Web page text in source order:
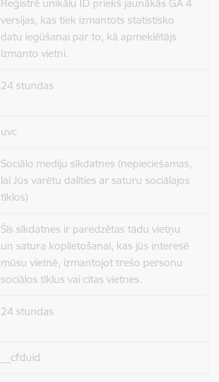
Reģistrē unikālu ID priekš jaunākās GA 4
versijas, kas tiek izmantots statistisko
datu iegūšanai par to, kā apmeklētājs
izmanto vietni.
24 stundas
uvc
Sociālo mediju sīkdatnes (nepieciešamas,
lai Jūs varētu dalīties ar saturu sociālajos
tīklos)
Šīs sīkdatnes ir paredzētas tādu vietņu
un satura koplietošanai, kas jūs interesē
mūsu vietnē, izmantojot trešo personu
sociālos tīklus vai citas vietnes.
24 stundas
__cfduid